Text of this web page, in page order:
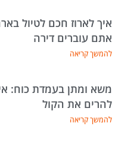
איך לארוז חכם לטיול
אתם עוברים דירה
להמשך קריאה
משא ומתן בעמדת כוח:
להרים את הקול
להמשך קריאה